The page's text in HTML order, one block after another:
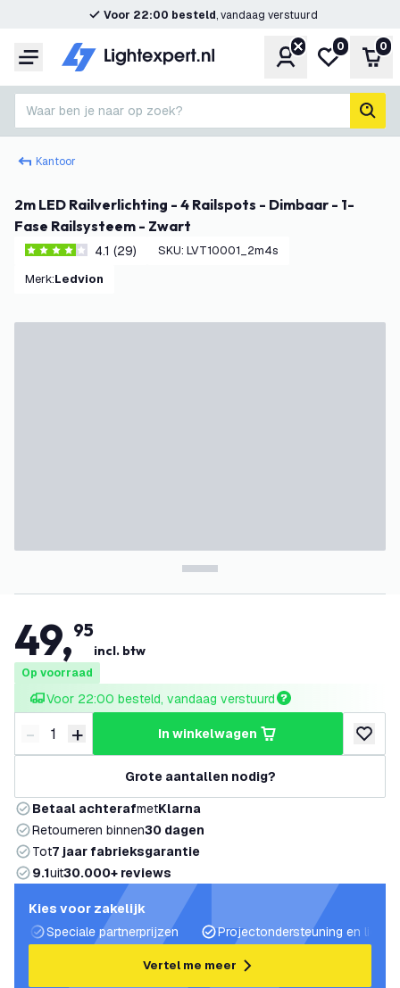
Voor 22:00 besteld, vandaag verstuurd
Menu Account
Mijn
0 0
Waar ben je naar op zoek?
Kantoor
2m LED Railverlichting - 4 Railspots - Dimbaar - 1-
Fase Railsysteem - Zwart
4.1 score sterren
4.1 (29) SKU: LVT10001_2m4s
Merk: Ledvion
49,95
incl. btw
Op voorraad
Voor 22:00 besteld, vandaag verstuurd
Verminder hoeveelheid
- Verhoog hoeveelheid
+ in winkelwagen
Grote aantallen nodig?
Betaal achterafmetKlarna
Retourneren binnen30 dagen
Tot7 jaar fabrieksgarantie
9.1uit30.000+ reviews
Kies voor zakelijk
Speciale partnerprijzen
Projectondersteuning en
Vertel me meer